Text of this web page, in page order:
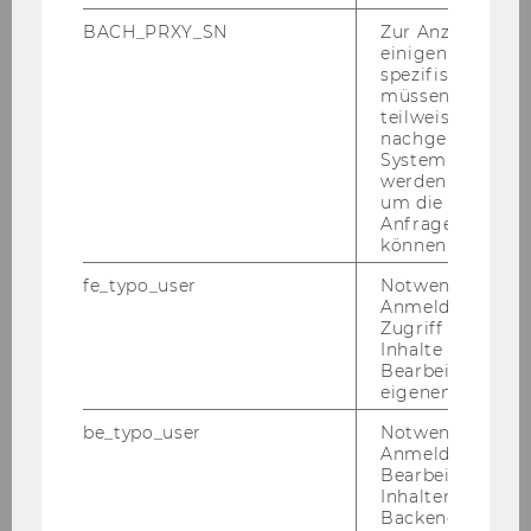
Ree­de­rei­en mit Zu­ge­ständ­nis­sen.“
Kom­pro­miss­lö­sung mit wenig
Denn trotz in­ten­si­ver For­de­run­gen, die Kreuz­
fahrt­schif­fe aus der La­gu­ne Ve­ne­digs hin zu
einem Fracht­ha­fen au­ßer­halb zu ver­ban­nen,
brach­te das Er­geb­nis der Dis­kus­sio­nen nur
wenig Ver­än­de­run­gen. „Der Ver­kehr be­son­ders
gro­ßer Kreuz­fahrt­schif­fe in der La­gu­ne soll­te um
ein Drit­tel re­du­ziert und teil­wei­se auf an­de­re
Häfen au­ßer­halb um­ge­lei­tet wer­den“, so Del­
mest­ri, „Durch ihr ‚Ent­ge­gen­kom­men‘ und ihre
Un­ter­stüt­zungs­an­ge­bo­te an die Re­gie­rung
konn­te die Kreuz­fahrt­in­dus­trie ver­hin­dern, dass
der Schiffs­weg zur Piaz­za San Marco und durch
BACH_PRXY_SN
Zur Anzeige von
einigen WU-
spezifischen
müssen
teilweise von
nachgelagerten
System
werden.
um die Antwort
Anfrage
können.
fe_typo_user
Notwendig für
Anmeldung und
Zugriff auf
Inhalte oder zur
Bearbeitung des
eigenen Profils.
be_typo_user
Notwendig für
Anmeldung und
Bearbeitung von
Inhalten im
Backend.